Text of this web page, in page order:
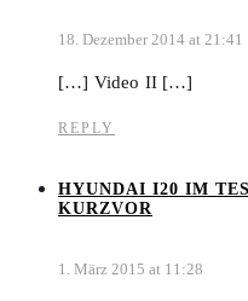
18. Dezember 2014 at 21:41
[…] Video II […]
REPLY
HYUNDAI I20 IM
KURZVOR
1. März 2015 at 11:28